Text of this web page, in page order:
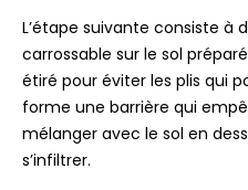
L’étape suivante consiste à
carrossable sur le sol
étiré pour éviter les plis qui
forme une barrière qui
mélanger avec le sol en
s’infiltrer.